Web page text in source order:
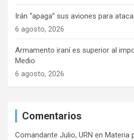
Irán “apaga” sus aviones para
6 agosto, 2026
Armamento iraní es superior al
Medio
6 agosto, 2026
Comentarios
Comandante Julio, URN en Materia